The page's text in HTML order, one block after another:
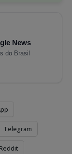
News
do Brasil
Telegram